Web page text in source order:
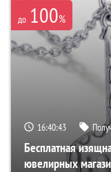
до 100%
16:40:42
Бесплатная
ювелирных